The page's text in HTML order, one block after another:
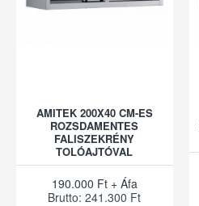
AMITEK 200X40 CM-ES
ROZSDAMENTES
FALISZEKRÉNY
TOLÓAJTÓVAL
190.000 Ft + Áfa
Brutto: 241.300 Ft